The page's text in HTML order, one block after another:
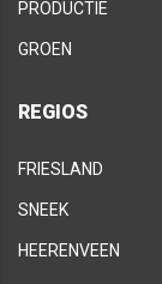
PRODUCTIE
GROEN
REGIOS
FRIESLAND
SNEEK
HEERENVEEN